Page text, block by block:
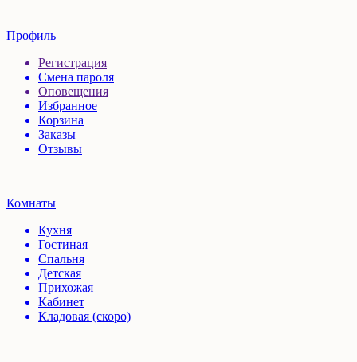
Профиль
Регистрация
Смена пароля
Оповещения
Избранное
Корзина
Заказы
Отзывы
Комнаты
Кухня
Гостиная
Спальня
Детская
Прихожая
Кабинет
Кладовая (скоро)